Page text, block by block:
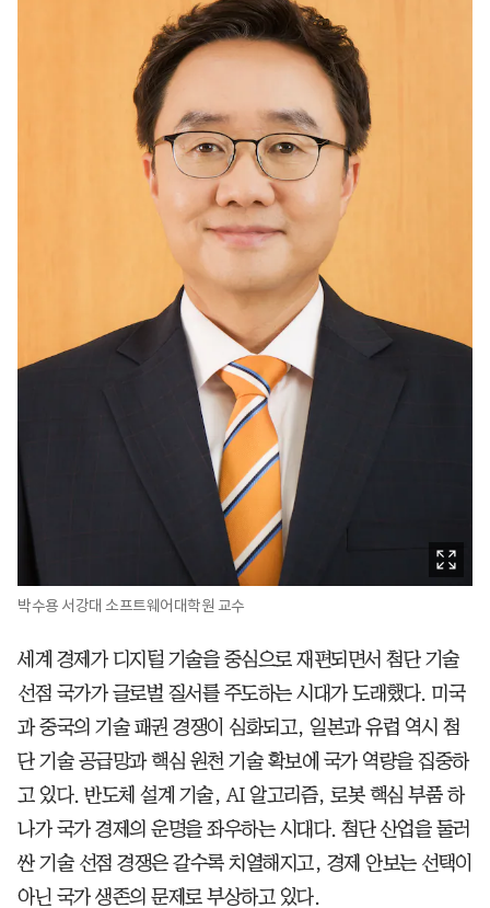
박수용 서강대 소프트웨어대학원 교수
세계 경제가 디지털 기술을 중심으로 재편되면서 첨단 기술
선점 국가가 글로벌 질서를 주도하는 시대가 도래했다. 미국
과 중국의 기술 패권 경쟁이 심화되고, 일본과 유럽 역시 첨
단 기술 공급망과 핵심 원천 기술 확보에 국가 역량을 집중하
고 있다. 반도체 설계 기술, AI 알고리즘, 로봇 핵심 부품 하
나가 국가 경제의 운명을 좌우하는 시대다. 첨단 산업을 둘러
싼 기술 선점 경쟁은 갈수록 치열해지고, 경제 안보는 선택이
아닌 국가 생존의 문제로 부상하고 있다.